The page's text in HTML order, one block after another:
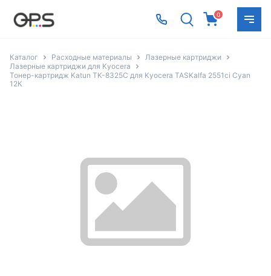
0
Каталог Расходные материалы
Лазерные картриджи
Лазерные картриджи для Kyocera
Тонер-картридж Katun TK-8325C для Kyocera TASKalfa 2551ci Cyan
12К